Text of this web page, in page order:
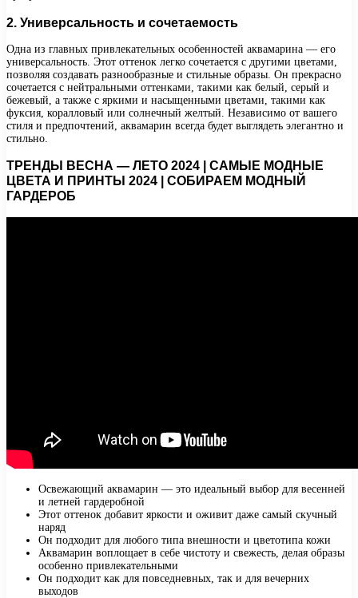
2. Универсальность и сочетаемость
Одна из главных привлекательных особенностей аквамарина — его
универсальность. Этот оттенок легко сочетается с другими цветами,
позволяя создавать разнообразные и стильные образы. Он прекрасно
сочетается с нейтральными оттенками, такими как белый, серый и
бежевый, а также с яркими и насыщенными цветами, такими как
фуксия, коралловый или солнечный желтый. Независимо от вашего
стиля и предпочтений, аквамарин всегда будет выглядеть элегантно и
стильно.
ТРЕНДЫ ВЕСНА — ЛЕТО 2024 | САМЫЕ МОДНЫЕ
ЦВЕТА И ПРИНТЫ 2024 | СОБИРАЕМ МОДНЫЙ
ГАРДЕРОБ
Освежающий аквамарин — это идеальный выбор для весенней
и летней гардеробной
Этот оттенок добавит яркости и оживит даже самый скучный
наряд
Он подходит для любого типа внешности и цветотипа кожи
Аквамарин воплощает в себе чистоту и свежесть, делая образы
особенно привлекательными
Он подходит как для повседневных, так и для вечерних
выходов